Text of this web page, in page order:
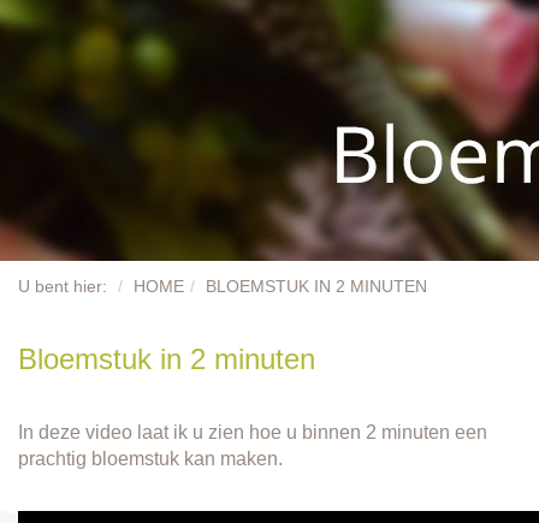
BESTELLEN
U bent hier: HOME BLOEMSTUK IN 2 MINUTEN
Bloemstuk in 2 minuten
In deze video laat ik u zien hoe u binnen 2 minuten een
prachtig bloemstuk kan maken.